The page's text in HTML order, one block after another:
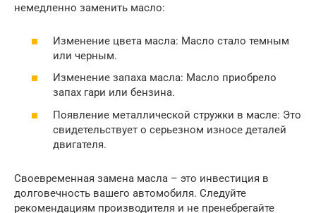
немедленно заменить масло:
Изменение цвета масла: Масло стало темным
или черным.
Изменение запаха масла: Масло приобрело
запах гари или бензина.
Появление металлической стружки в масле: Это
свидетельствует о серьезном износе деталей
двигателя.
Своевременная замена масла – это инвестиция в
долговечность вашего автомобиля. Следуйте
рекомендациям производителя и не пренебрегайте